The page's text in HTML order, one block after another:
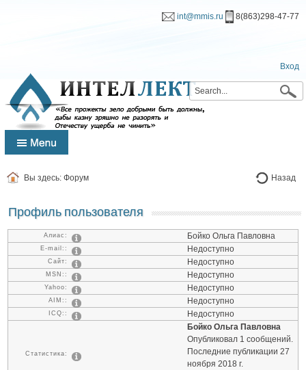
int@mmis.ru 8(863)298-47-77
Вход
Вы здесь: Форум Назад
Профиль пользователя
Алиас: Бойко Ольга Павловна
E-mail:: Недоступно
Сайт: Недоступно
MSN:: Недоступно
Yahoo: Недоступно
AIM:: Недоступно
ICQ:: Недоступно
Статистика:
Бойко Ольга Павловна
Опубликовал 1 сообщений.
Последние публикации 27
ноября 2018 г.